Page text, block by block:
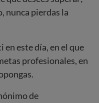
nunca pierdas la
en este día, en el que
profesionales, en
de